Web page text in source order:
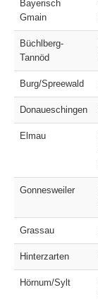
Bayerisch
Gmain
Büchlberg-
Tannöd
Burg/Spreewald
Donaueschingen
Elmau
Gonnesweiler
Grassau
Hinterzarten
Hörnum/Sylt